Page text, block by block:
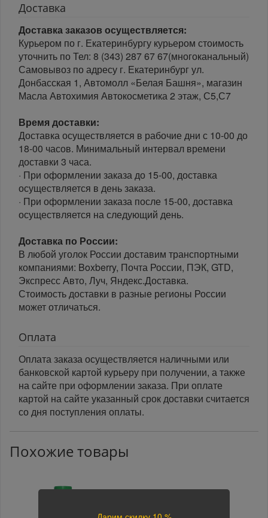
Доставка
Доставка заказов осуществляется:
Курьером по г. Екатеринбургу курьером стоимость
уточнить по Тел: 8 (343) 287 67 67(многоканальный)
Самовывоз по адресу г. Екатеринбург ул.
Донбасская 1, Автомолл «Белая Башня», магазин
Масла Автохимия Автокосметика 2 этаж, С5,С7
Время доставки:
Доставка осуществляется в рабочие дни с 10-00 до
18-00 часов. Минимальный интервал времени
доставки 3 часа.
· При оформлении заказа до 15-00, доставка
осуществляется в день заказа.
· При оформлении заказа после 15-00, доставка
осуществляется на следующий день.
Доставка по России:
В любой уголок России доставим транспортными
компаниями: Boxberry, Почта России, ПЭК, GTD,
Экспресс Авто, Луч, Яндекс.Доставка.
Стоимость доставки в разные регионы России
может отличаться.
Оплата
Оплата заказа осуществляется наличными или
банковской картой курьеру при получении, а также
на сайте при оформлении заказа. При оплате
картой на сайте указанный срок доставки считается
со дня поступления оплаты.
Похожие товары